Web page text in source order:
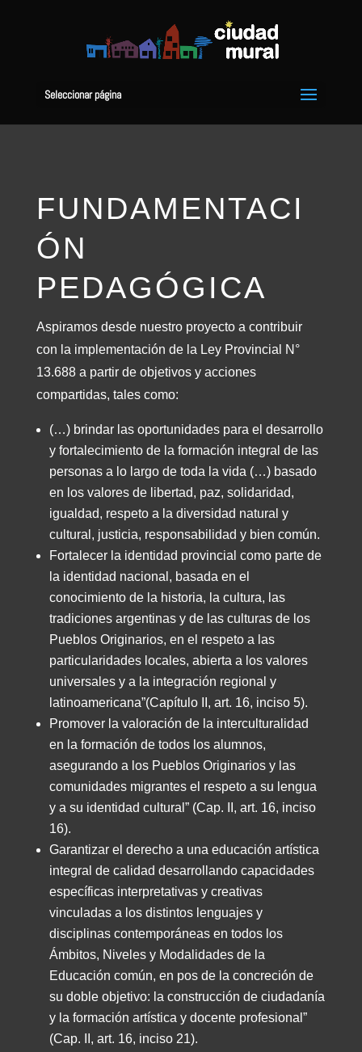
Seleccionar página
FUNDAMENTACI
ÓN
PEDAGÓGICA
Aspiramos desde nuestro proyecto a contribuir
con la implementación de la Ley Provincial N°
13.688 a partir de objetivos y acciones
compartidas, tales como:
(…) brindar las oportunidades para el desarrollo
y fortalecimiento de la formación integral de las
personas a lo largo de toda la vida (…) basado
en los valores de libertad, paz, solidaridad,
igualdad, respeto a la diversidad natural y
cultural, justicia, responsabilidad y bien común.
Fortalecer la identidad provincial como parte de
la identidad nacional, basada en el
conocimiento de la historia, la cultura, las
tradiciones argentinas y de las culturas de los
Pueblos Originarios, en el respeto a las
particularidades locales, abierta a los valores
universales y a la integración regional y
latinoamericana”(Capítulo II, art. 16, inciso 5).
Promover la valoración de la interculturalidad
en la formación de todos los alumnos,
asegurando a los Pueblos Originarios y las
comunidades migrantes el respeto a su lengua
y a su identidad cultural” (Cap. II, art. 16, inciso
16).
Garantizar el derecho a una educación artística
integral de calidad desarrollando capacidades
específicas interpretativas y creativas
vinculadas a los distintos lenguajes y
disciplinas contemporáneas en todos los
Ámbitos, Niveles y Modalidades de la
Educación común, en pos de la concreción de
su doble objetivo: la construcción de ciudadanía
y la formación artística y docente profesional”
(Cap. II, art. 16, inciso 21).